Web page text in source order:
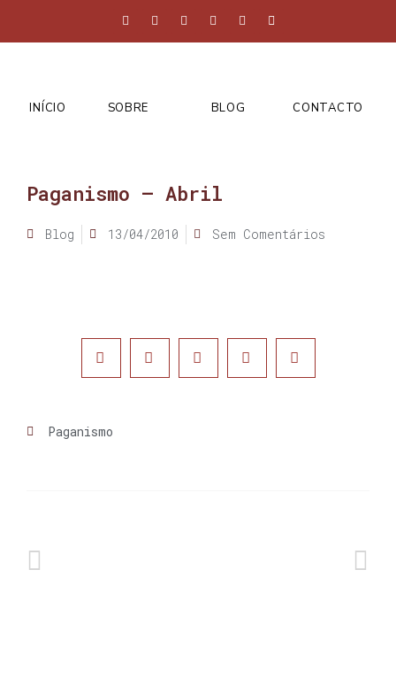
INÍCIO SOBRE BLOG CONTACTO
Paganismo – Abril
Blog 13/04/2010 Sem Comentários
Paganismo